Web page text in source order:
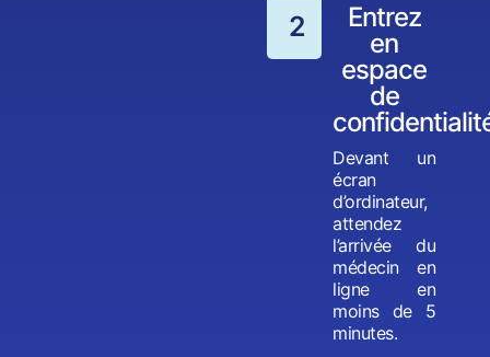
2
Entrez
en
espace
de
Devant un
écran
d’ordinateur,
attendez
l’arrivée du
médecin en
ligne en
moins de 5
minutes.